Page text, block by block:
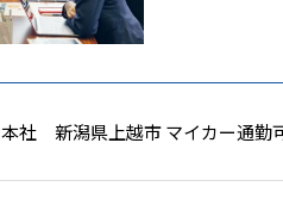
ん。
・シフト勤務ですが、１日に担
社までフロント等）
ルバイスタッフに券売機の操作を
本社 新潟県上越市 マイカー通勤